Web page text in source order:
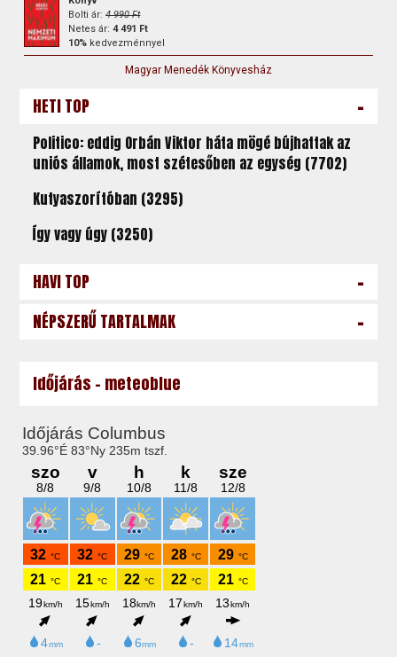
Bolti ár:4 990 Ft
Netes ár:4 491 Ft
10% kedvezménnyel
Magyar Menedék Könyvesház
HETI TOP -
Politico: eddig Orbán Viktor háta mögé bújhattak az
uniós államok, most szétesőben az egység (7702)
Kutyaszorítóban (3295)
Így vagy úgy (3250)
HAVI TOP -
NÉPSZERŰ TARTALMAK -
Időjárás - meteoblue